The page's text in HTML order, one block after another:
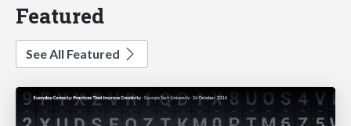
Featured
See All Featured